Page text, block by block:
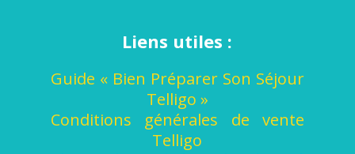
Liens utiles :
Guide « Bien Préparer Son Séjour
Telligo »
Conditions générales de vente
Telligo